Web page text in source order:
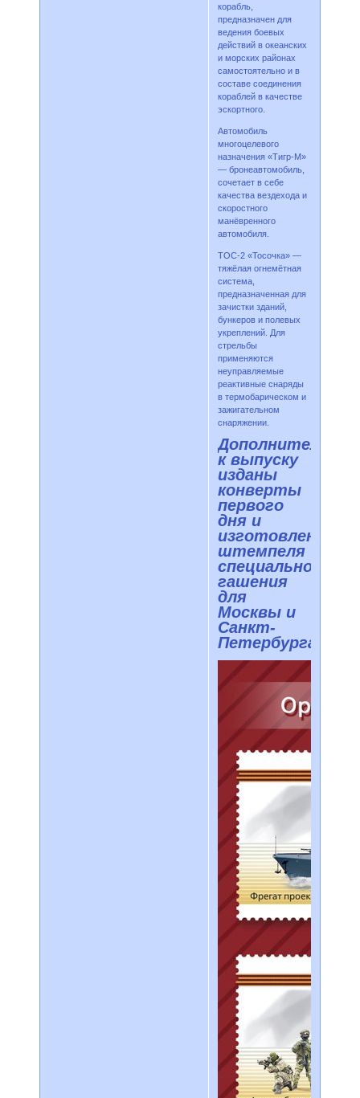
корабль,
предназначен для
ведения боевых
действий в океанских
и морских районах
самостоятельно и в
составе соединения
кораблей в качестве
эскортного.
Автомобиль
многоцелевого
назначения «Тигр-М»
— бронеавтомобиль,
сочетает в себе
качества вездехода и
скоростного
манёвренного
автомобиля.
ТОС-2 «Тосочка» —
тяжёлая огнемётная
система,
предназначенная для
зачистки зданий,
бункеров и полевых
укреплений. Для
стрельбы
применяются
неуправляемые
реактивные снаряды
в термобарическом и
зажигательном
снаряжении.
Дополнительно
к выпуску
изданы
конверты
первого
дня и
изготовлены
штемпеля
специального
гашения
для
Москвы и
Санкт-
Петербурга.